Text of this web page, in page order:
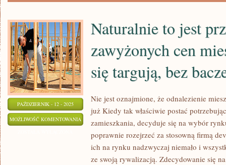
PAŹDZIERNIK - 12 - 2025
MOŻLIWOŚĆ KOMENTOWANIA
JEST
Naturalnie to jest
zawyżonych cen
się targują, bez
Nie jest oznajmione, że odnalezienie
już Kiedy tak właściwie postać
zamieszkania, decyduje się na wybór
poprawnie rozejrzeć za stosowną firmą
ich na rynku nadzwyczaj niemało i
ze swoją rywalizacją. Zdecydowanie się